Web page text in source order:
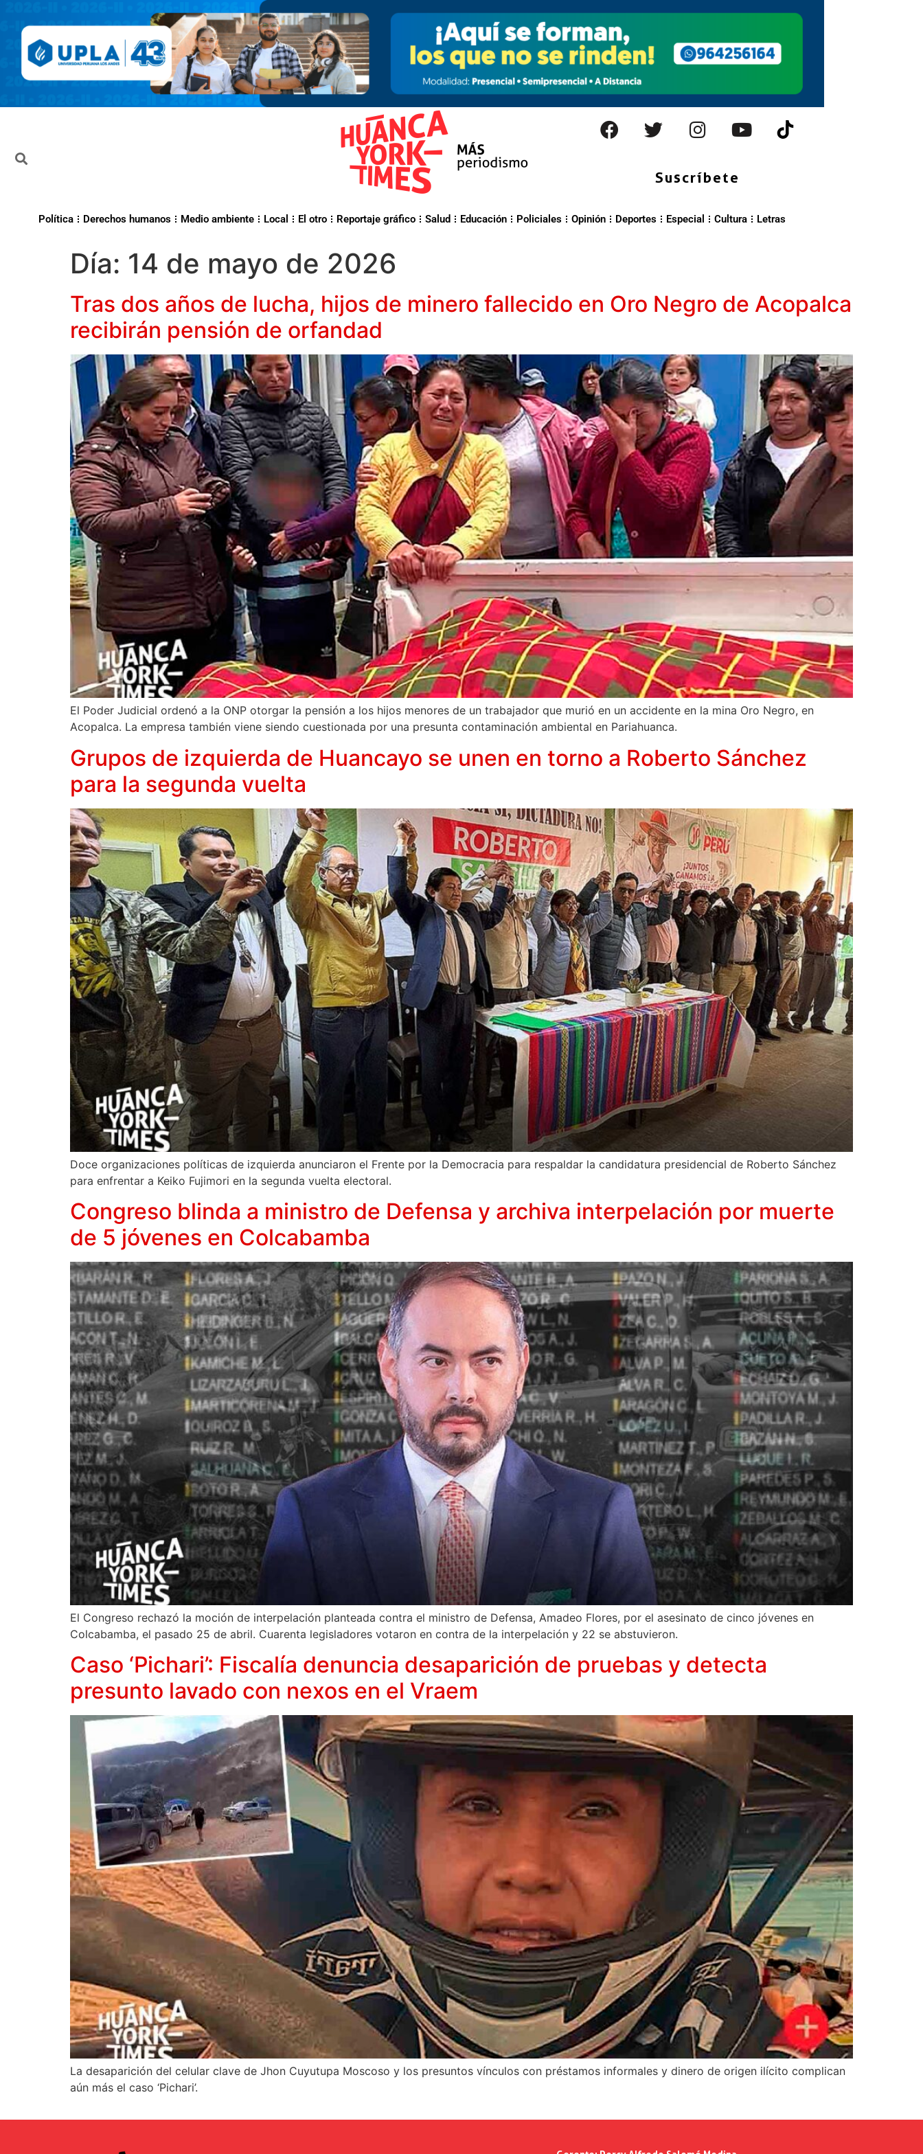
Suscríbete
Política Derechos humanos Medio ambiente Local El otro Reportaje gráfico Salud Educación Policiales Opinión Deportes Especial Cultura Letras
Día: 14 de mayo de 2026
Tras dos años de lucha, hijos de minero fallecido en Oro Negro de Acopalca
recibirán pensión de orfandad
El Poder Judicial ordenó a la ONP otorgar la pensión a los hijos menores de un trabajador que murió en un accidente en la mina Oro Negro, en
Acopalca. La empresa también viene siendo cuestionada por una presunta contaminación ambiental en Pariahuanca.
Grupos de izquierda de Huancayo se unen en torno a Roberto Sánchez
para la segunda vuelta
Doce organizaciones políticas de izquierda anunciaron el Frente por la Democracia para respaldar la candidatura presidencial de Roberto Sánchez
para enfrentar a Keiko Fujimori en la segunda vuelta electoral.
Congreso blinda a ministro de Defensa y archiva interpelación por muerte
de 5 jóvenes en Colcabamba
El Congreso rechazó la moción de interpelación planteada contra el ministro de Defensa, Amadeo Flores, por el asesinato de cinco jóvenes en
Colcabamba, el pasado 25 de abril. Cuarenta legisladores votaron en contra de la interpelación y 22 se abstuvieron.
Caso ‘Pichari’: Fiscalía denuncia desaparición de pruebas y detecta
presunto lavado con nexos en el Vraem
La desaparición del celular clave de Jhon Cuyutupa Moscoso y los presuntos vínculos con préstamos informales y dinero de origen ilícito complican
aún más el caso ‘Pichari’.